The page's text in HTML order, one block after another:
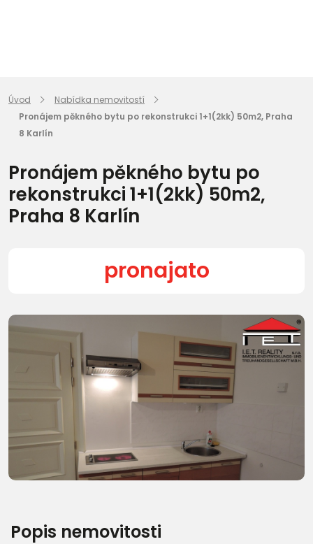
Úvod
Nabídka nemovitostí
Pronájem pěkného bytu po rekonstrukci 1+1(2kk) 50m2, Praha
8 Karlín
Pronájem pěkného bytu po
rekonstrukci 1+1(2kk) 50m2,
Praha 8 Karlín
pronajato
Další fotografie (19)
Popis nemovitosti